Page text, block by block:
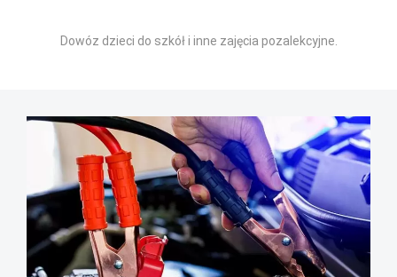
Dowóz dzieci do szkół i inne zajęcia pozalekcyjne.